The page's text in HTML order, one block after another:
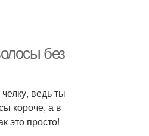
без
ведь ты
короче, а в
это просто!